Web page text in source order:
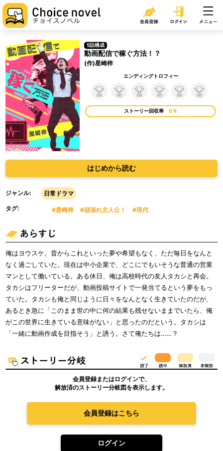
5話構成
動画配信で稼ぐ方法！？
(作)星崎梓
エンディングトロフィー
ストーリー回収率 0％
はじめから読む
ジャンル:
日常ドラマ
タグ:
#星崎梓 #頑張れ主人公！ #現代
俺はヨウスケ。昔からこれといった夢や希望もなく、ただ毎日をなんと
なく過ごしていた。現在は中小企業で、どこにでもいそうな普通の営業
マンとして働いている。ある休日、俺は高校時代の友人タカシと再会。
タカシはフリーターだが、動画投稿サイトで一発当てるという夢をもっ
ていた。タカシも俺と同じように日々をなんとなく生きていたのだが、
あるとき急に「このまま世の中に何の結果も残せないままでいたら、俺
がこの世界に生きている意味がない」と思ったのだという。タカシは
「一緒に動画作成を目指そう」と誘う。さて俺たちは……？
会員登録またはログインで、
解放済のストーリー分岐図を表示します。
会員登録はこちら
ログイン